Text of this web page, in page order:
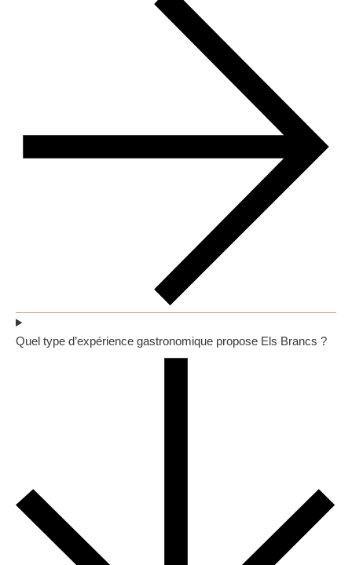
Quel type d’expérience gastronomique propose Els Brancs ?